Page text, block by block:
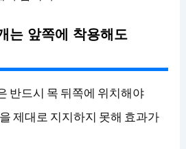
는 앞쪽에 착용해도
반드시 목 뒤쪽에 위치해야
제대로 지지하지 못해 효과가